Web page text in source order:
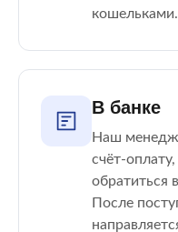
кошельками.
В банке
Наш
счёт-
обратиться
После